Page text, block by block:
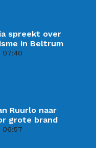
spreekt over
in Beltrum
07:40
Ruurlo naar
grote brand
06:57